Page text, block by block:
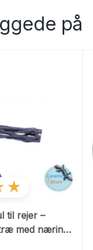
på
til rejer –
med næring